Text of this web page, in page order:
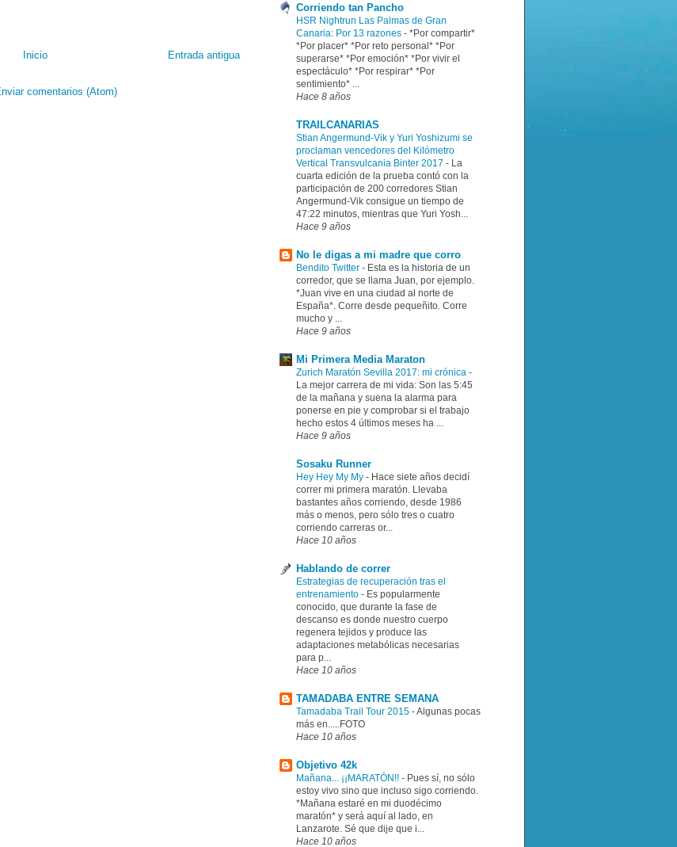
Entrada antigua
Inicio
comentarios (Atom)
Corriendo tan Pancho
HSR Nightrun Las Palmas de Gran
Canaria: Por 13 razones - *Por compartir*
*Por placer* *Por reto personal* *Por
superarse* *Por emoción* *Por vivir el
espectáculo* *Por respirar* *Por
sentimiento* ...
Hace 8 años
TRAILCANARIAS
Stian Angermund-Vik y Yuri Yoshizumi se
proclaman vencedores del Kilómetro
Vertical Transvulcania Binter 2017 - La
cuarta edición de la prueba contó con la
participación de 200 corredores Stian
Angermund-Vik consigue un tiempo de
47:22 minutos, mientras que Yuri Yosh...
Hace 9 años
No le digas a mi madre que corro
Bendito Twitter - Esta es la historia de un
corredor, que se llama Juan, por ejemplo.
*Juan vive en una ciudad al norte de
España*. Corre desde pequeñito. Corre
mucho y ...
Hace 9 años
Mi Primera Media Maraton
Zurich Maratón Sevilla 2017: mi crónica -
La mejor carrera de mi vida: Son las 5:45
de la mañana y suena la alarma para
ponerse en pie y comprobar si el trabajo
hecho estos 4 últimos meses ha ...
Hace 9 años
Sosaku Runner
Hey Hey My My - Hace siete años decidí
correr mi primera maratón. Llevaba
bastantes años corriendo, desde 1986
más o menos, pero sólo tres o cuatro
corriendo carreras or...
Hace 10 años
Hablando de correr
Estrategias de recuperación tras el
entrenamiento - Es popularmente
conocido, que durante la fase de
descanso es donde nuestro cuerpo
regenera tejidos y produce las
adaptaciones metabólicas necesarias
para p...
Hace 10 años
TAMADABA ENTRE SEMANA
Tamadaba Trail Tour 2015 -Algunas pocas
más en.....FOTO
Hace 10 años
Objetivo 42k
Mañana... ¡¡MARATÓN!! - Pues sí, no sólo
estoy vivo sino que incluso sigo corriendo.
*Mañana estaré en mi duodécimo
maratón* y será aquí al lado, en
Lanzarote. Sé que dije que i...
Hace 10 años